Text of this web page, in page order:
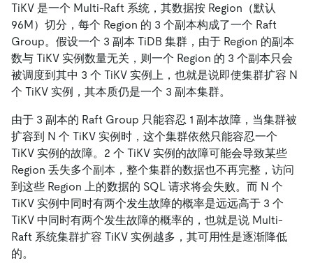
TiKV 是一个 Multi-Raft 系统，其数据按 Region（默认
96M）切分，每个 Region 的 3 个副本构成了一个 Raft
Group。假设一个 3 副本 TiDB 集群，由于 Region 的副本
数与 TiKV 实例数量无关，则一个 Region 的 3 个副本只会
被调度到其中 3 个 TiKV 实例上，也就是说即使集群扩容 N
个 TiKV 实例，其本质仍是一个 3 副本集群。
由于 3 副本的 Raft Group 只能容忍 1 副本故障，当集群被
扩容到 N 个 TiKV 实例时，这个集群依然只能容忍一个
TiKV 实例的故障。2 个 TiKV 实例的故障可能会导致某些
Region 丢失多个副本，整个集群的数据也不再完整，访问
到这些 Region 上的数据的 SQL 请求将会失败。而 N 个
TiKV 实例中同时有两个发生故障的概率是远远高于 3 个
TiKV 中同时有两个发生故障的概率的，也就是说 Multi-
Raft 系统集群扩容 TiKV 实例越多，其可用性是逐渐降低
的。